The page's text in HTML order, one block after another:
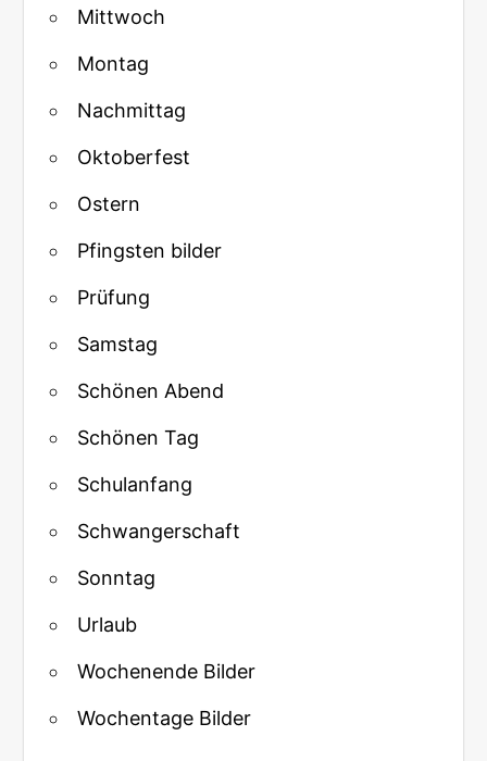
Mittwoch
Montag
Nachmittag
Oktoberfest
Ostern
Pfingsten bilder
Prüfung
Samstag
Schönen Abend
Schönen Tag
Schulanfang
Schwangerschaft
Sonntag
Urlaub
Wochenende Bilder
Wochentage Bilder